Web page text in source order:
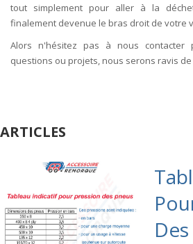
tout simplement pour aller à la
finalement devenue le bras droit de votre
Alors n'hésitez pas à nous contacter
questions ou projets, nous serons ravis
ARTICLES